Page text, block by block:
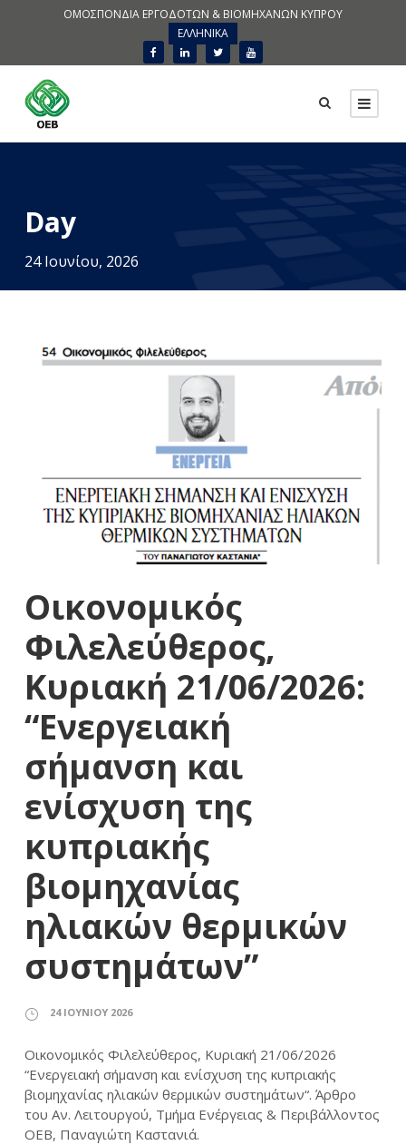
ΟΜΟΣΠΟΝΔΙΑ ΕΡΓΟΔΟΤΩΝ & ΒΙΟΜΗΧΑΝΩΝ ΚΥΠΡΟΥ
ΕΛΛΗΝΙΚΑ
Day
24 Ιουνίου, 2026
Οικονομικός
Φιλελεύθερος,
Κυριακή 21/06/2026:
“Ενεργειακή
σήμανση και
ενίσχυση της
κυπριακής
βιομηχανίας
ηλιακών θερμικών
συστημάτων”
24 ΙΟΥΝΊΟΥ 2026
Οικονομικός Φιλελεύθερος, Κυριακή 21/06/2026
“Ενεργειακή σήμανση και ενίσχυση της κυπριακής
βιομηχανίας ηλιακών θερμικών συστημάτων“. Άρθρο
του Αν. Λειτουργού, Τμήμα Ενέργειας & Περιβάλλοντος
ΟΕΒ, Παναγιώτη Καστανιά.